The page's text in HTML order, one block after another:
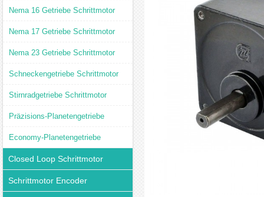
Nema 16 Getriebe Schrittmotor
Nema 17 Getriebe Schrittmotor
Nema 23 Getriebe Schrittmotor
Schneckengetriebe Schrittmotor
Stirnradgetriebe Schrittmotor
Präzisions-Planetengetriebe
Economy-Planetengetriebe
Closed Loop Schrittmotor
Schrittmotor Encoder